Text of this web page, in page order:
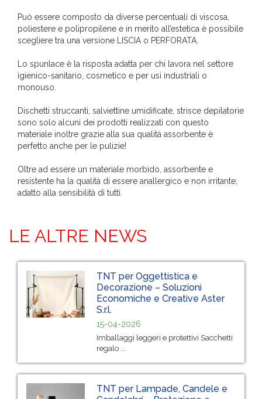
Può essere composto da diverse percentuali di viscosa,
poliestere e polipropilene e in merito all’estetica è possibile
scegliere tra una versione LISCIA o PERFORATA.
Lo spunlace è la risposta adatta per chi lavora nel settore
igienico-sanitario, cosmetico e per usi industriali o
monouso.
Dischetti struccanti, salviettine umidificate, strisce depilatorie
sono solo alcuni dei prodotti realizzati con questo
materiale inoltre grazie alla sua qualità assorbente è
perfetto anche per le pulizie!
Oltre ad essere un materiale morbido, assorbente e
resistente ha la qualità di essere anallergico e non irritante,
adatto alla sensibilità di tutti.
LE ALTRE NEWS
TNT per Oggettistica e
Decorazione – Soluzioni
Economiche e Creative Aster
S.r.l.
15-04-2026
Imballaggi leggeri e protettivi Sacchetti
regalo ...
TNT per Lampade, Candele e